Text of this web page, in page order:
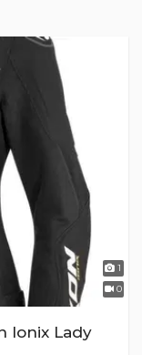
1
0
Ionix Lady